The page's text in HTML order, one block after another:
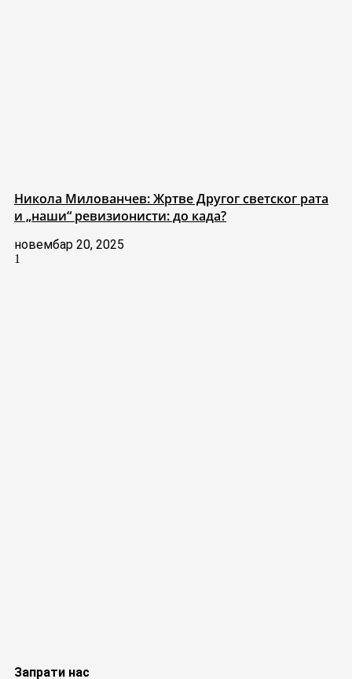
Никола Милованчев: Жртве Другог светског рата
и „наши“ ревизионисти: до када?
новембар 20, 2025
Запрати нас